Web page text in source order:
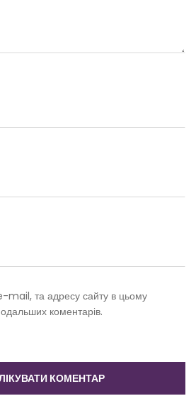
mail, та адресу сайту в цьому
коментарів.